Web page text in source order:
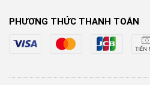
PHƯƠNG THỨC THANH TOÁN